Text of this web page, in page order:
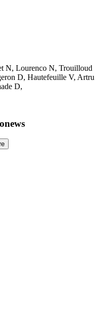
N, Lourenco N, Trouilloud
D, Hautefeuille V, Artru
D,